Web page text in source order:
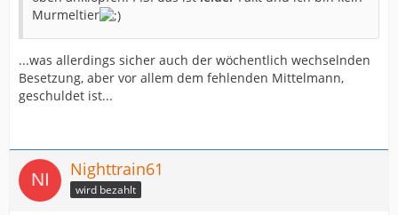
Murmeltier
...was allerdings sicher auch der wöchentlich wechselnden
Besetzung, aber vor allem dem fehlenden Mittelmann,
geschuldet ist...
Nighttrain61
wird bezahlt